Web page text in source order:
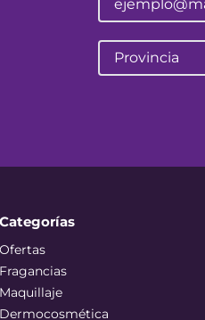
Provincia
Categorías
Ofertas
Fragancias
Maquillaje
Dermocosmética